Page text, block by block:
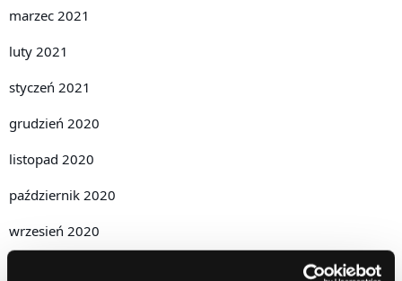
marzec 2021
luty 2021
styczeń 2021
grudzień 2020
listopad 2020
październik 2020
wrzesień 2020